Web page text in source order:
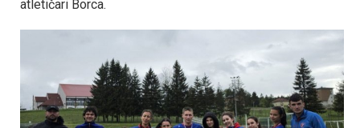
atletičari Borca.